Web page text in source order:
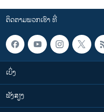
ຕິດຕາມພວກເຮົາ ທີ່
ເບິ່ງ
ຟັງສຽງ